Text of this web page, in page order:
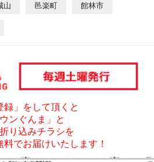
山 邑楽町 館林市
録」をして頂くと
ウンぐんま」と
り込みチラシを
でお届けいたします！